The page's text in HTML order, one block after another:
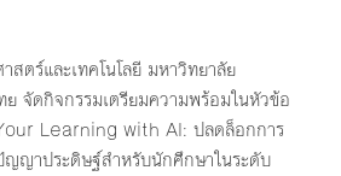
สตร์และเทคโนโลยี มหาวิทยาลัย
ย จัดกิจกรรมเตรียมความพร้อมในหัวข้อ
Learning with AI: ปลดล็อกการ
ญญาประดิษฐ์สำหรับนักศึกษาในระดับ